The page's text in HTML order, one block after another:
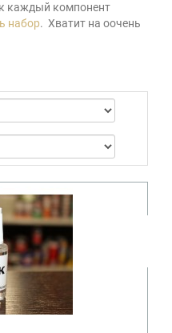
каждый компонент
набор. Хватит на оочень